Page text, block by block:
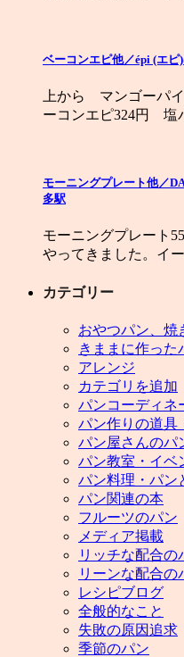
ベーコンエピ他／épi (エピ
上から マンゴーパ
ーコンエピ324円 塩
モーニングプレート他／
多駅
モーニングプレート
やってきました。イ
カテゴリー
おやつパン、焼
きままに作った
アレンジ
カテゴリを追加
パンコーディネ
パン作りの道具
パン屋さんのパ
パン教室・イベ
パン料理・パン
パン関連の本
フルーツのパン
メディア掲載
リッチな配合の
リーンな配合の
レシピブログ
全般的なこと
失敗の原因追求
季節のパン